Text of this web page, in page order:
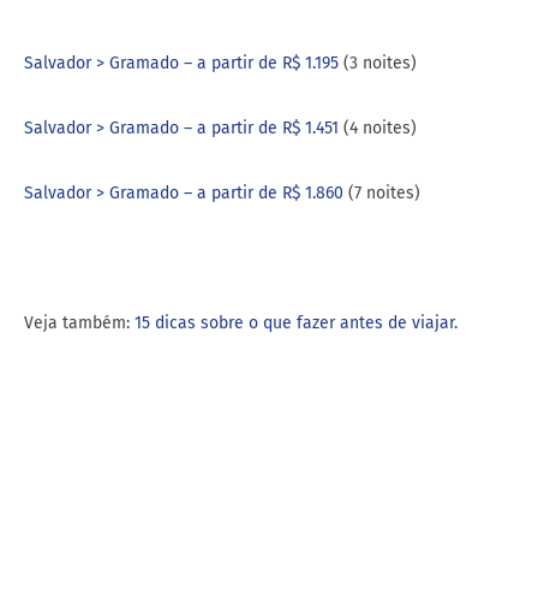
Salvador > Gramado – a partir de R$ 1.195 (3 noites)
Salvador > Gramado – a partir de R$ 1.451 (4 noites)
Salvador > Gramado – a partir de R$ 1.860 (7 noites)
Veja também: 15 dicas sobre o que fazer antes de viajar.